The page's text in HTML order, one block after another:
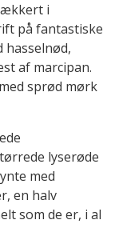
i
på fantastiske
hasselnød,
af marcipan.
sprød mørk
lyserøde
med
en halv
som de er, i al